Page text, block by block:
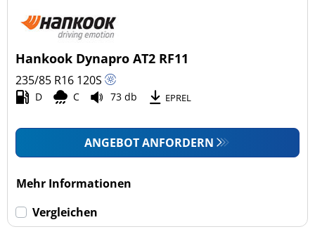
Hankook Dynapro AT2 RF11
235/85 R16 120S
D C 73 db EPREL
ANGEBOT ANFORDERN
Mehr Informationen
Vergleichen